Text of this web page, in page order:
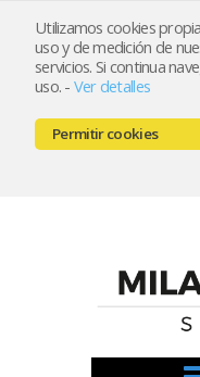
Utilizamos cookies
uso y de medición de
servicios. Si continua
uso. - Ver detalles
Permitir cookies
Registrarse